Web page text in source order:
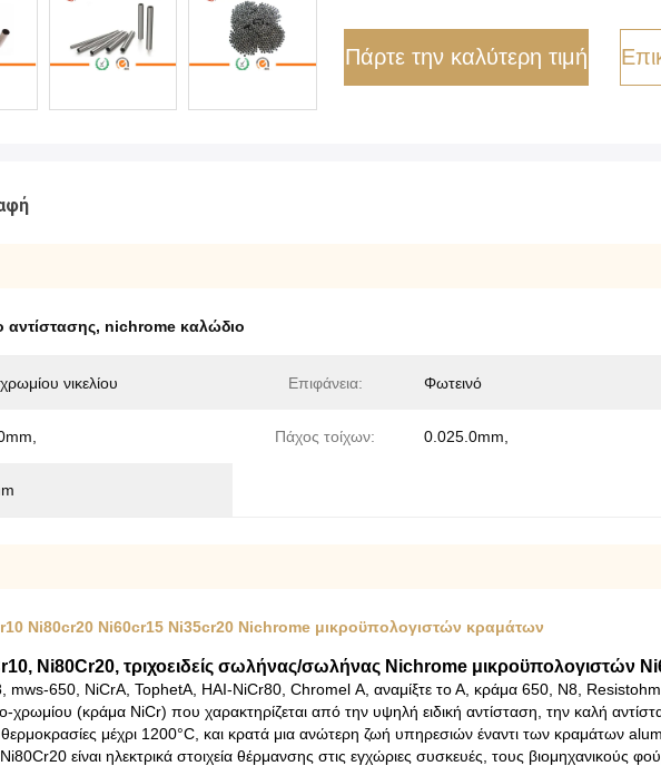
Πάρτε την καλύτερη τιμή
αντίστασης, nichrome καλώδιο
νικελίου Επιφάνεια: Φωτεινό
Πάχος τοίχων: 0.025.0mm,
Ni80cr20 Ni60cr15 Ni35cr20 Nichrome μικροϋπολογιστών κραμάτων
Ni80Cr20, τριχοειδείς σωλήνας/σωλήνας Nichrome μικροϋπολογιστών
mws-650, NiCrA, TophetA, HAI-NiCr80, Chromel Α, αναμίξτε το Α, κράμα 650, N8,
χρωμίου (κράμα NiCr) που χαρακτηρίζεται από την υψηλή ειδική αντίσταση, την καλή
θερμοκρασίες μέχρι 1200°C, και κρατά μια ανώτερη ζωή υπηρεσιών έναντι των κραμάτων
είναι ηλεκτρικά στοιχεία θέρμανσης στις εγχώριες συσκευές, τους βιομηχανικούς